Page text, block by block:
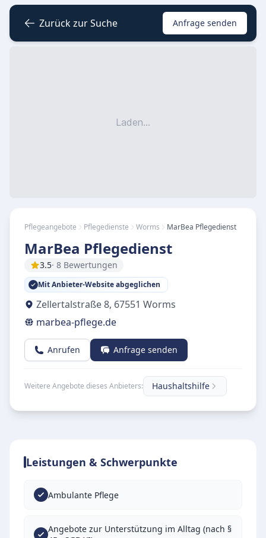
Zurück zur Suche Anfrage senden
Laden...
Pflegeangebote Pflegedienste Worms MarBea Pflegedienst
MarBea Pflegedienst
3.5· 8 Bewertungen
Mit Anbieter-Website abgeglichen
Zellertalstraße 8, 67551 Worms
marbea-pflege.de
Anrufen Anfrage senden
Weitere Angebote dieses Anbieters: Haushaltshilfe
Leistungen & Schwerpunkte
Ambulante Pflege
Angebote zur Unterstützung im Alltag (nach §